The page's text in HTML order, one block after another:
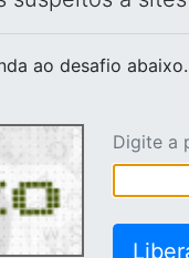
ao desafio abaixo.
Digite a